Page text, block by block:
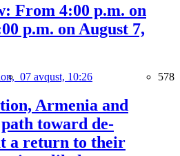
From 4:00 p.m. on
p.m. on August 7,
07 avqust, 10:26 578
Armenia and
path toward de-
a return to their